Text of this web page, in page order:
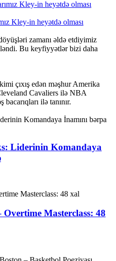
Kley-in heyətdə olması
zamanı əldə etdiyimiz
Bu keyfiyyətlər bizi daha
çıxış edən məşhur Amerika
Cavaliers ilə NBA
ilə tanınır.
Liderinin Komandaya
Masterclass: 48